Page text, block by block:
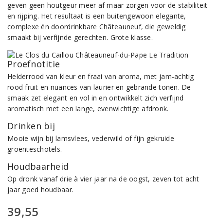
geven geen houtgeur meer af maar zorgen voor de stabiliteit
en rijping. Het resultaat is een buitengewoon elegante,
complexe én doordrinkbare Châteauneuf, die geweldig
smaakt bij verfijnde gerechten. Grote klasse.
Proefnotitie
Helderrood van kleur en fraai van aroma, met jam-achtig
rood fruit en nuances van laurier en gebrande tonen. De
smaak zet elegant en vol in en ontwikkelt zich verfijnd
aromatisch met een lange, evenwichtige afdronk.
Drinken bij
Mooie wijn bij lamsvlees, vederwild of fijn gekruide
groenteschotels.
Houdbaarheid
Op dronk vanaf drie à vier jaar na de oogst, zeven tot acht
jaar goed houdbaar.
39,55